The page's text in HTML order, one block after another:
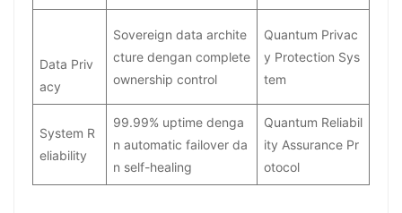
Data Priv
acy
Sovereign data archite
cture dengan complete
ownership control
Quantum Privac
y Protection Sys
tem
System R
eliability
99.99% uptime denga
n automatic failover da
n self-healing
Quantum Reliabil
ity Assurance Pr
otocol